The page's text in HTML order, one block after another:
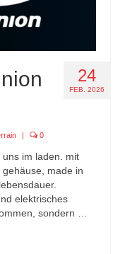
24
FEB. 2026
| 0
im laden. mit
made in
elektrisches
sondern …